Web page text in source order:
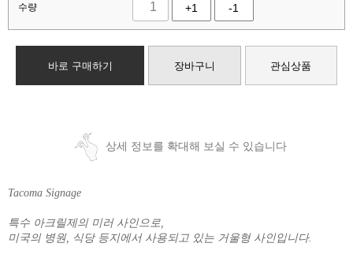
수량 +1 -1
바로 구매하기 장바구니 관심상품
상세 정보를 확대해 보실 수 있습니다
Tacoma Signage
특수 아크릴제의 미러 사인으로,
미국의 병원, 식당 등지에서 사용되고 있는 거울형 사인입니다.